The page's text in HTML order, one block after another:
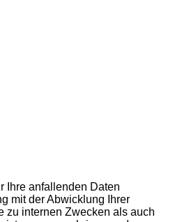
Ihre anfallenden Daten
mit der Abwicklung Ihrer
zu internen Zwecken als auch